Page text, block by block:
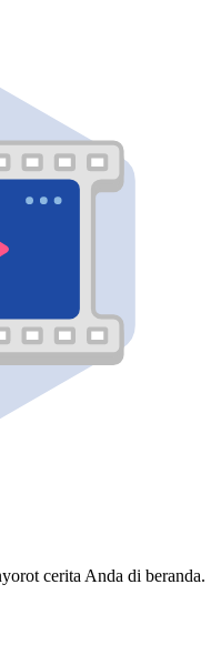
cerita Anda di beranda.